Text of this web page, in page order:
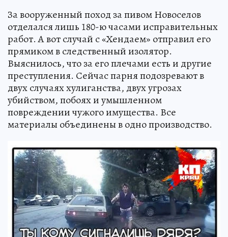
За вооруженный поход за пивом Новоселов
отделался лишь 180-ю часами исправительных
работ. А вот случай с «Хендаем» отправил его
прямиком в следственный изолятор.
Выяснилось, что за его плечами есть и другие
преступления. Сейчас парня подозревают в
двух случаях хулиганства, двух угрозах
убийством, побоях и умышленном
повреждении чужого имущества. Все
материалы объединены в одно производство.